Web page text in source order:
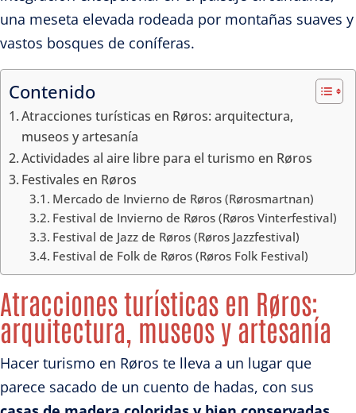
una meseta elevada rodeada por montañas suaves y
vastos bosques de coníferas.
Contenido
Atracciones turísticas en Røros: arquitectura,
museos y artesanía
Actividades al aire libre para el turismo en Røros
Festivales en Røros
Mercado de Invierno de Røros (Rørosmartnan)
Festival de Invierno de Røros (Røros Vinterfestival)
Festival de Jazz de Røros (Røros Jazzfestival)
Festival de Folk de Røros (Røros Folk Festival)
Atracciones turísticas en Røros:
arquitectura, museos y artesanía
Hacer turismo en Røros te lleva a un lugar que
parece sacado de un cuento de hadas, con sus